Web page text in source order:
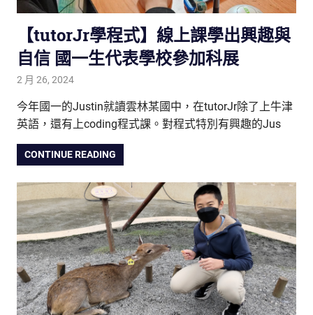
【tutorJr學程式】線上課學出興趣與
自信 國一生代表學校參加科展
2 月 26, 2024
今年國一的Justin就讀雲林某國中，在tutorJr除了上牛津
英語，還有上coding程式課。對程式特別有興趣的Jus
CONTINUE READING